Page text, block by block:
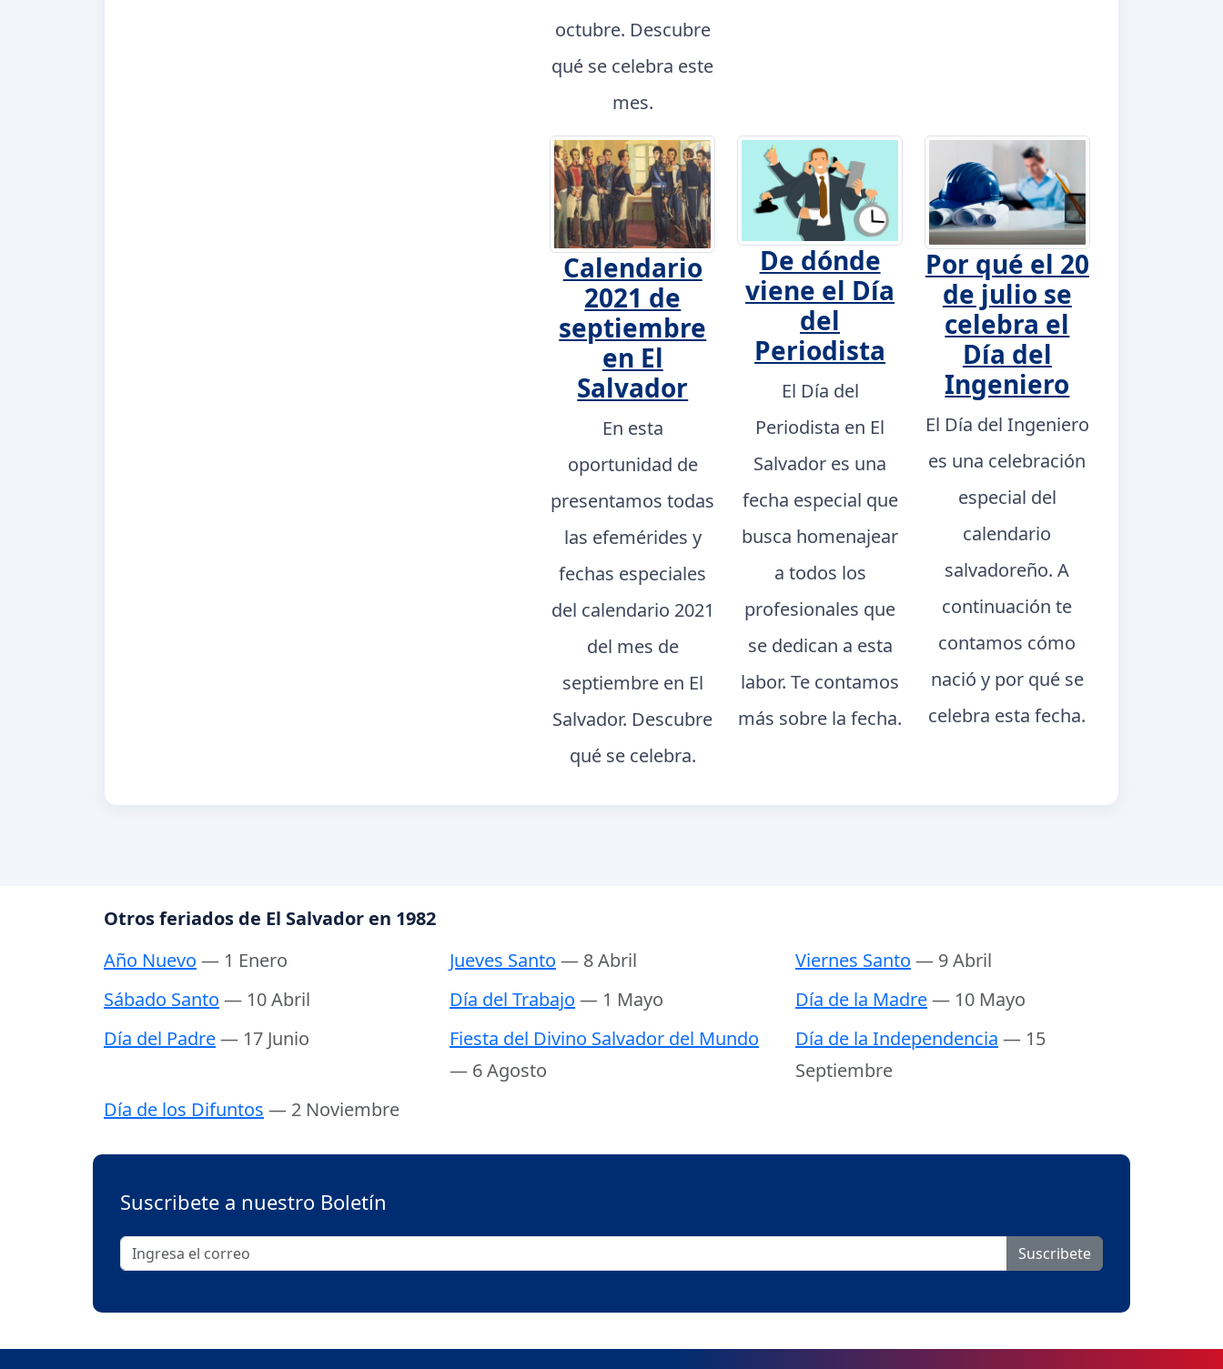
octubre. Descubre
qué se celebra este
mes.
Calendario
2021 de
septiembre
en El
Salvador
En esta
oportunidad de
presentamos todas
las efemérides y
fechas especiales
del calendario 2021
del mes de
septiembre en El
Salvador. Descubre
qué se celebra.
De dónde
viene el Día
del
Periodista
El Día del
Periodista en El
Salvador es una
fecha especial que
busca homenajear
a todos los
profesionales que
se dedican a esta
labor. Te contamos
más sobre la fecha.
Por qué el 20
de julio se
celebra el
Día del
Ingeniero
El Día del Ingeniero
es una celebración
especial del
calendario
salvadoreño. A
continuación te
contamos cómo
nació y por qué se
celebra esta fecha.
Otros feriados de El Salvador en 1982
Año Nuevo — 1 Enero Jueves Santo — 8 Abril Viernes Santo — 9 Abril
Sábado Santo — 10 Abril Día del Trabajo — 1 Mayo Día de la Madre— 10 Mayo
Día del Padre— 17 Junio
Fiesta del Divino Salvador del Mundo
— 6 Agosto
Día de la Independencia — 15
Septiembre
Día de los Difuntos — 2 Noviembre
Suscribete a nuestro Boletín
Suscribete